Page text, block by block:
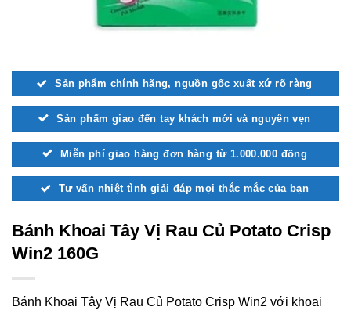
Sản phẩm chính hãng, nguồn gốc xuất xứ rõ ràng
Sản phẩm giao đến tay khách mới và nguyên vẹn
Miễn phí giao hàng đơn hàng từ 1.000.000 đồng
Tư vấn nhiệt tình giải đáp mọi thắc mắc của bạn
Bánh Khoai Tây Vị Rau Củ Potato Crisp
Win2 160G
Bánh Khoai Tây Vị Rau Củ Potato Crisp Win2 với khoai